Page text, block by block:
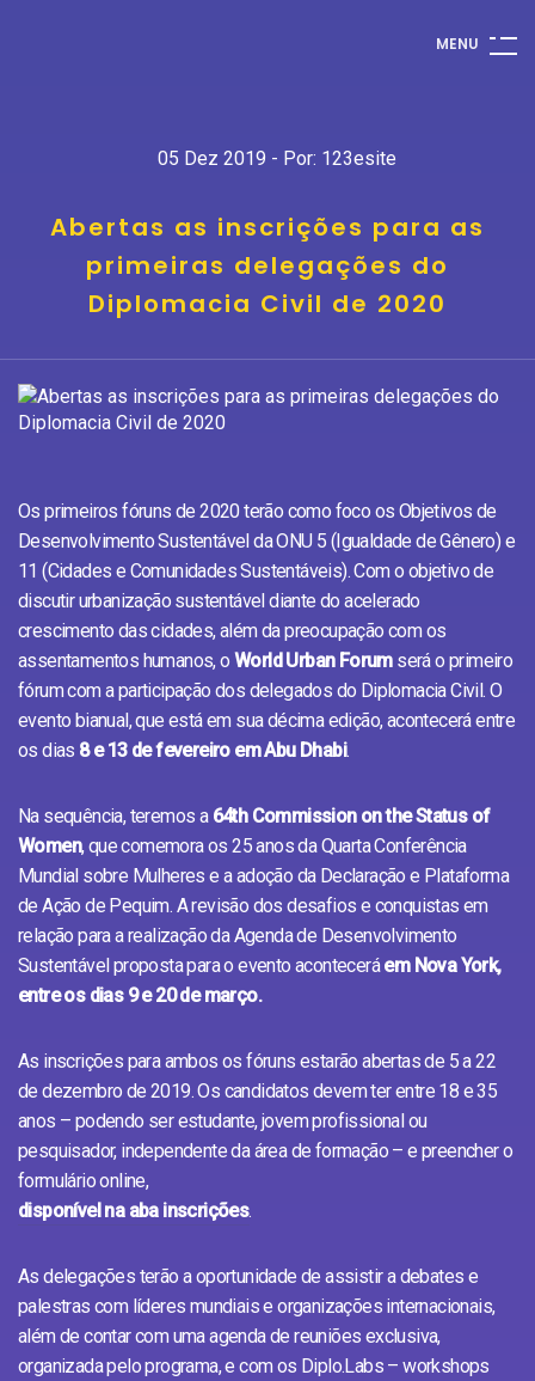
MENU
05 Dez 2019 - Por: 123esite
Abertas as inscrições para as
primeiras delegações do
Diplomacia Civil de 2020
Os primeiros fóruns de 2020 terão como foco os Objetivos de
Desenvolvimento Sustentável da ONU 5 (Igualdade de Gênero) e
11 (Cidades e Comunidades Sustentáveis). Com o objetivo de
discutir urbanização sustentável diante do acelerado
crescimento das cidades, além da preocupação com os
assentamentos humanos, o World Urban Forumserá o primeiro
fórum com a participação dos delegados do Diplomacia Civil. O
evento bianual, que está em sua décima edição, acontecerá entre
os dias 8 e 13 de fevereiro em Abu Dhabi.
Na sequência, teremos a 64th Commission on the Status of
Women, que comemora os 25 anos da Quarta Conferência
Mundial sobre Mulheres e a adoção da Declaração e Plataforma
de Ação de Pequim. A revisão dos desafios e conquistas em
relação para a realização da Agenda de Desenvolvimento
Sustentável proposta para o evento aconteceráem Nova York,
entre os dias 9 e 20 de março.
As inscrições para ambos os fóruns estarão abertas de 5 a 22
de dezembro de 2019. Os candidatos devem ter entre 18 e 35
anos – podendo ser estudante, jovem profissional ou
pesquisador, independente da área de formação – e preencher o
formulário online,
disponível na aba inscrições.
As delegações terão a oportunidade de assistir a debates e
palestras com líderes mundiais e organizações internacionais,
além de contar com uma agenda de reuniões exclusiva,
organizada pelo programa, e com os Diplo.Labs – workshops